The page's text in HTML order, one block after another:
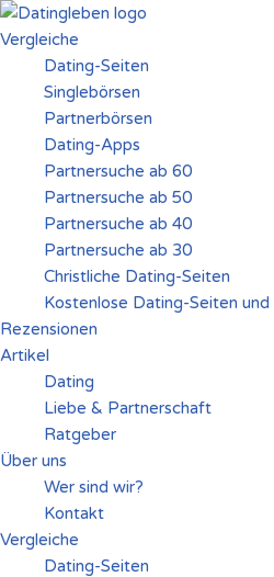
Zum
Inhalt
springen
Vergleiche
Dating-Seiten
Singlebörsen
Partnerbörsen
Dating-Apps
Partnersuche ab 60
Partnersuche ab 50
Partnersuche ab 40
Partnersuche ab 30
Christliche Dating-Seiten
Kostenlose Dating-Seiten und
Rezensionen
Artikel
Dating
Liebe & Partnerschaft
Ratgeber
Über uns
Wer sind wir?
Kontakt
Vergleiche
Dating-Seiten